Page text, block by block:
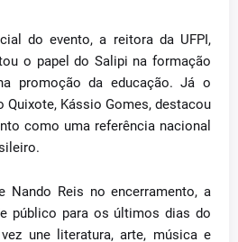
do evento, a reitora da UFPI,
o papel do Salipi na formação
promoção da educação. Já o
Quixote, Kássio Gomes, destacou
como uma referência nacional
Nando Reis no encerramento, a
público para os últimos dias do
une literatura, arte, música e